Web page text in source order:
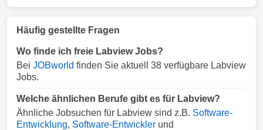
Häufig gestellte Fragen
Wo finde ich freie Labview Jobs?
Bei JOBworld finden Sie aktuell 38 verfügbare Labview
Jobs.
Welche ähnlichen Berufe gibt es für Labview?
Ähnliche Jobsuchen für Labview sind z.B. Software-
Entwicklung, Software-Entwickler und